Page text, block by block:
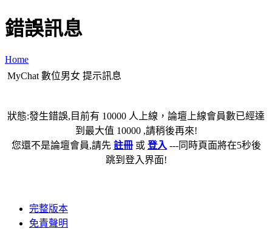
錯誤訊息
Home
MyChat 數位男女 提示訊息
狀態:發生錯誤,目前有 10000 人上線，論壇上線會員數已經達
到最大值 10000 ,請稍後再來!
您還不是論壇會員,請先 註冊或 登入 ---同時頁面將在5秒後
跳到登入界面!
完整版本
免責聲明